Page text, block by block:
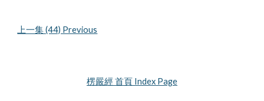
上一集 (44) Previous
楞嚴經 首頁 Index Page